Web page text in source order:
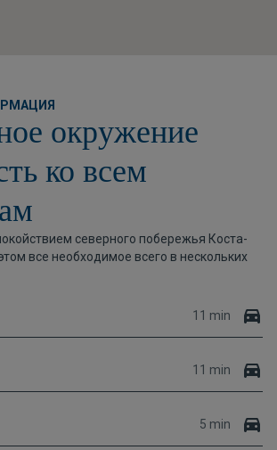
окружение
ко всем
северного побережья Коста-
все необходимое всего в нескольких
11 min
11 min
5 min